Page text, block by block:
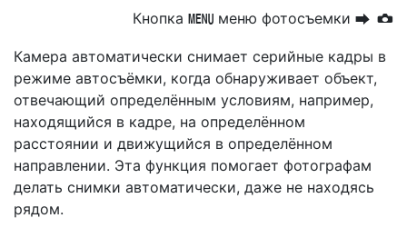
Кнопка G меню фотосъемки U C
Камера автоматически снимает серийные кадры в
режиме автосъёмки, когда обнаруживает объект,
отвечающий определённым условиям, например,
находящийся в кадре, на определённом
расстоянии и движущийся в определённом
направлении. Эта функция помогает фотографам
делать снимки автоматически, даже не находясь
рядом.